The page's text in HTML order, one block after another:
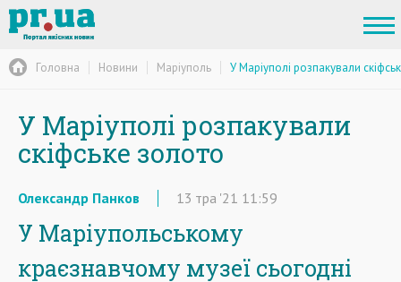
Головна Новини Маріуполь У Маріуполі розпакували
У Маріуполі розпакували
скіфське золото
Олександр Панков 13 тра '21 11:59
У Маріупольському
краєзнавчому музеї сьогодні